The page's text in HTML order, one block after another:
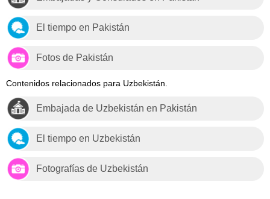
El tiempo en Pakistán
Fotos de Pakistán
Contenidos relacionados para Uzbekistán.
Embajada de Uzbekistán en Pakistán
El tiempo en Uzbekistán
Fotografías de Uzbekistán